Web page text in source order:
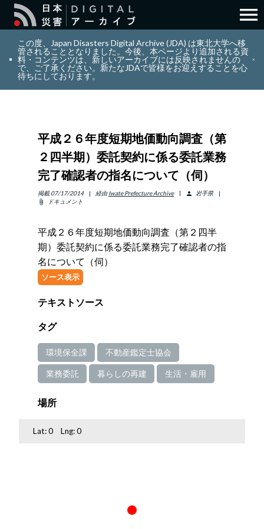
search 検索
layers コレクション
info_outline リソース
アバウト
menu
この度、Japan Disasters Digital Archive (JDA) は東北大学へ移
管されることとなりました。今後、本ページより追加される資
料・コンテンツは、新しいアーカイブには反映されませんの
で、ご了承ください。新たなJDAで皆様をお迎えすることを心
待ちにしております。
平成２６年度短期地価動向調査（第
２四半期）委託契約に係る委託業務
完了確認者の指名について（伺）
掲載 07/17/2014 経由 Iwate Prefecture Archive person
岩手県
attach_file
ドキュメント
平成２６年度短期地価動向調査（第２四半
期）委託契約に係る委託業務完了確認者の指
名について（伺）
ソース表示
テキストソース
タグ
環境保全課 不動産鑑定士協会
業務委託 暮らしの再建 生活・雇用
場所
Lat:0 Lng:0